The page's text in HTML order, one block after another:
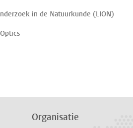
in de Natuurkunde (LION)
Organisatie